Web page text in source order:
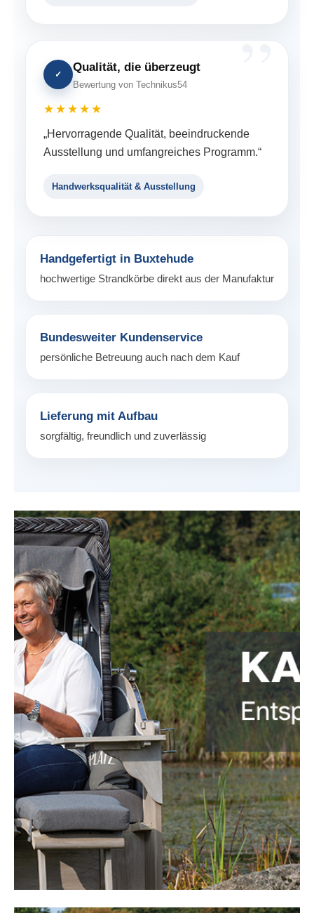
✓
Qualität, die überzeugt
Bewertung von Technikus54
★★★★★
„Hervorragende Qualität, beeindruckende
Ausstellung und umfangreiches Programm.“
Handwerksqualität & Ausstellung
Handgefertigt in Buxtehude
hochwertige Strandkörbe direkt aus der Manufaktur
Bundesweiter Kundenservice
persönliche Betreuung auch nach dem Kauf
Lieferung mit Aufbau
sorgfältig, freundlich und zuverlässig